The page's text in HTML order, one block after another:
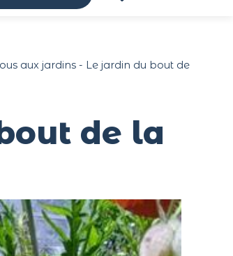
aux jardins - Le jardin du bout de
de la